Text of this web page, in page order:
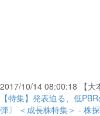
2017/10/14 08:00:18 【大
【特集】発表迫る、低
弾〕 ＜成長株特集＞ - 株